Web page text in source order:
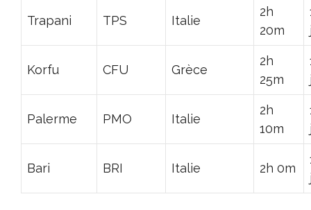
Trapani TPS Italie
2h
20m
Korfu CFU Grèce
2h
25m
Palerme PMO Italie
2h
10m
Bari BRI Italie 2h 0m